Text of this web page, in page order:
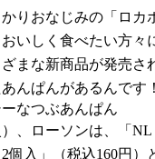
りおなじみの「ロカ
いしく食べたい方々
まな新商品が発売さ
んぱんがあるんです！
なつぶあんぱん
）、ローソンは、「
入」（税込160円）